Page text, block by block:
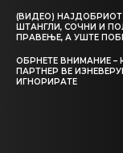
(ВИДЕО) НАЈДОБРИОТ
ШТАНГЛИ, СОЧНИ И
ПРАВЕЊЕ, А УШТЕ
ОБРНЕТЕ ВНИМАНИЕ
ПАРТНЕР ВЕ
ИГНОРИРАТЕ